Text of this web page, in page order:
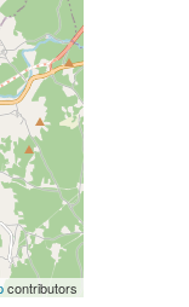
contributors